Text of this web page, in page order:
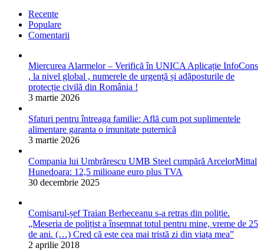
Recente
Populare
Comentarii
Miercurea Alarmelor – Verifică în UNICA Aplicație InfoCons
, la nivel global , numerele de urgență și adăposturile de
protecție civilă din România !
3 martie 2026
Sfaturi pentru întreaga familie: Află cum pot suplimentele
alimentare garanta o imunitate puternică
3 martie 2026
Compania lui Umbrărescu UMB Steel cumpără ArcelorMittal
Hunedoara: 12,5 milioane euro plus TVA
30 decembrie 2025
Comisarul-șef Traian Berbeceanu s-a retras din poliție.
„Meseria de polițist a însemnat totul pentru mine, vreme de 25
de ani. (…) Cred că este cea mai tristă zi din viața mea”
2 aprilie 2018